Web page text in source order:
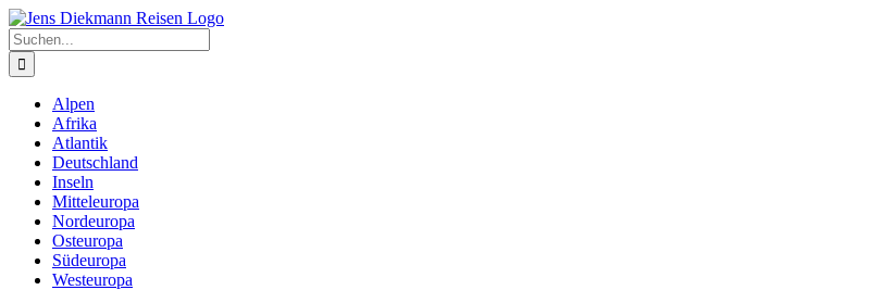
Zum
Inhalt
springen
Suche
nach:
Alpen
Afrika
Atlantik
Deutschland
Inseln
Mitteleuropa
Nordeuropa
Osteuropa
Südeuropa
Westeuropa